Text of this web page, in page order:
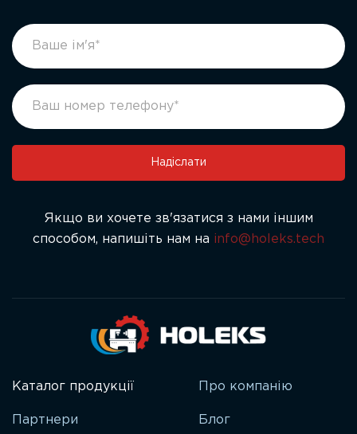
footer
form
If
you
human,
leave
blank.
Надіслати
Якщо ви хочете зв'язатися з нами іншим
способом, напишіть нам на info@holeks.tech
Каталог продукції
Партнери
Про компанію
Блог